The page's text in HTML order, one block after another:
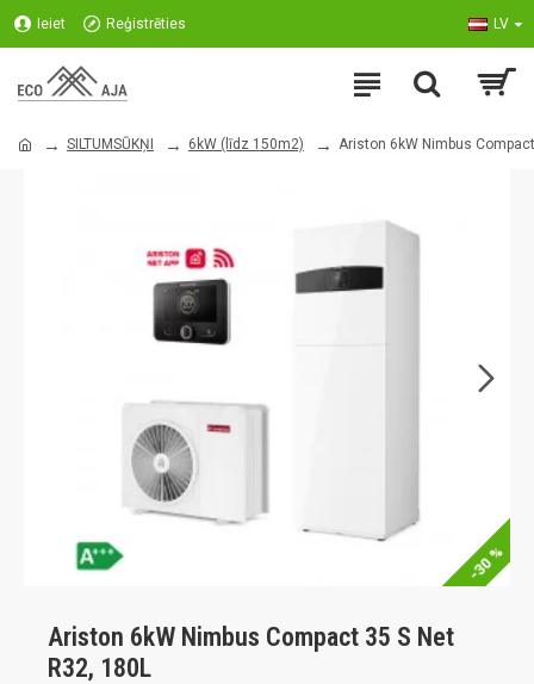
Ieiet Reģistrēties LV
SILTUMSŪKŅI 6kW (līdz 150m2) Ariston 6kW Nimbus
-30 %
Ariston 6kW Nimbus Compact 35 S Net
R32, 180L